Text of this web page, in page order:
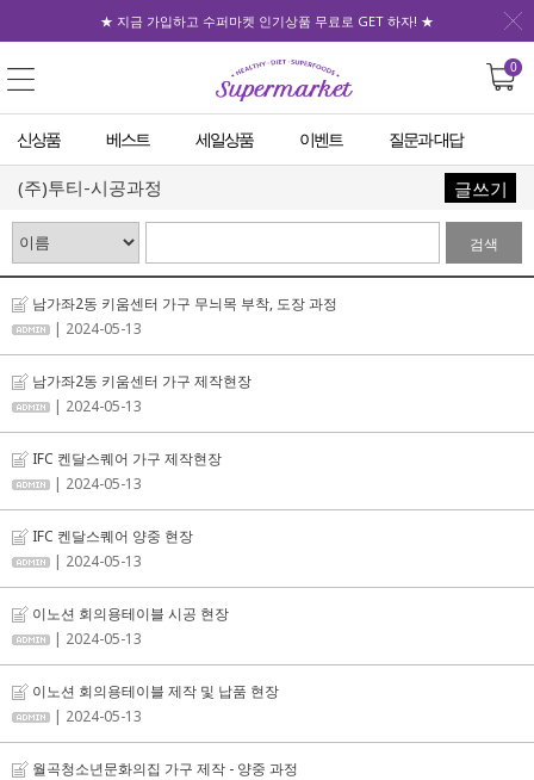
★ 지금 가입하고 수퍼마켓 인기상품 무료로 GET 하자! ★
0
신상품 베스트 세일상품 이벤트 질문과 대답
(주)투티-시공과정 글쓰기
검색
남가좌2동 키움센터 가구 무늬목 부착, 도장 과정
| 2024-05-13
남가좌2동 키움센터 가구 제작현장
| 2024-05-13
IFC 켄달스퀘어 가구 제작현장
| 2024-05-13
IFC 켄달스퀘어 양중 현장
| 2024-05-13
이노션 회의용테이블 시공 현장
| 2024-05-13
이노션 회의용테이블 제작 및 납품 현장
| 2024-05-13
월곡청소년문화의집 가구 제작 - 양중 과정